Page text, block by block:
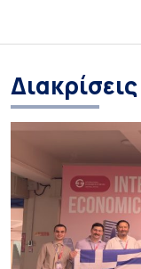
Διακρίσεις